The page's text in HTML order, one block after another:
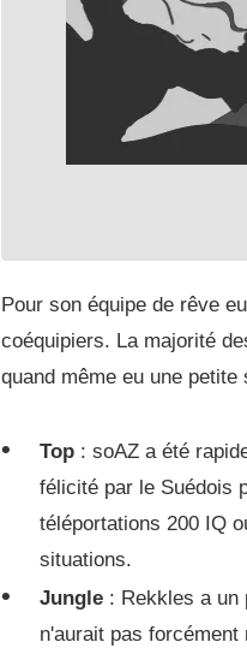
Pour son équipe de rêve
coéquipiers. La majorité
quand même eu une
Top : soAZ a été
félicité par le Suédois
téléportations 200 IQ
situations.
Jungle : Rekkles a un
n'aurait pas